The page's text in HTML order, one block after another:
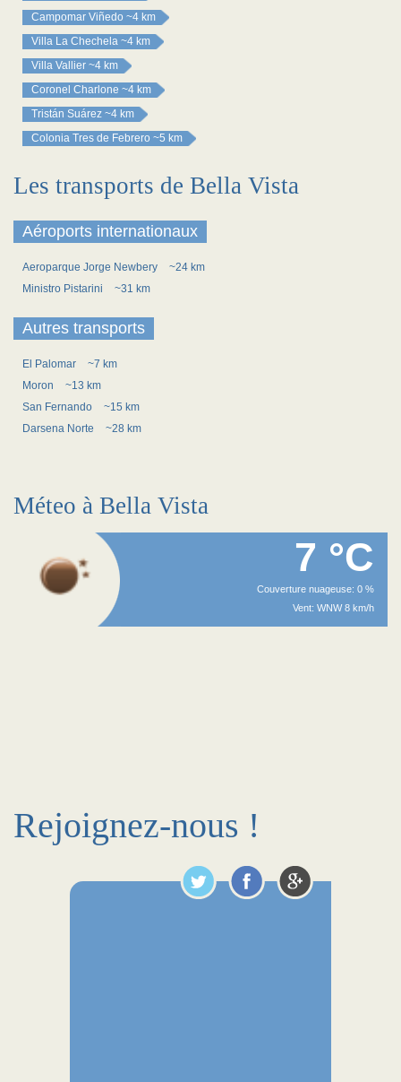
Campomar Viñedo ~4 km
Villa La Chechela ~4 km
Villa Vallier ~4 km
Coronel Charlone ~4 km
Tristán Suárez ~4 km
Colonia Tres de Febrero ~5 km
Les transports de Bella Vista
Aéroports internationaux
Aeroparque Jorge Newbery
~24 km
Ministro Pistarini
~31 km
Autres transports
El Palomar
~7 km
Moron
~13 km
San Fernando
~15 km
Darsena Norte
~28 km
Méteo à Bella Vista
7 °C
Couverture nuageuse: 0 %
Vent: WNW 8 km/h
Rejoignez-nous !